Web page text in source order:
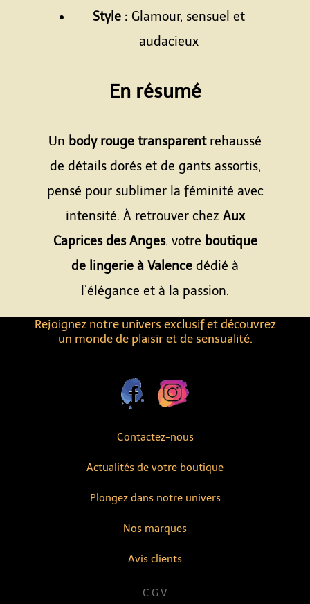
Contactez-nous
Actualités de votre boutique
Avis clients
Nos marques
Rejoignez notre univers exclusif et découvrez
un monde de plaisir et de sensualité.
Plongez dans notre univers
C.G.V.
Style : Glamour, sensuel et
audacieux
En résumé
Un body rouge transparentrehaussé
de détails dorés et de gants assortis,
pensé pour sublimer la féminité avec
intensité. À retrouver chez Aux
Caprices des Anges, votre boutique
de lingerie à Valence dédié à
l’élégance et à la passion.